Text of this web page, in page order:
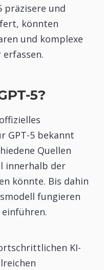
präzisere und
könnten
und komplexe
5?
GPT-5 bekannt
Quellen
innerhalb der
könnte. Bis dahin
fungieren
KI-